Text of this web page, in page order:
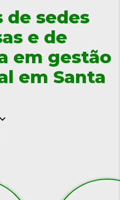
sedes
e de
em gestão
em Santa
keyboard_arrow_down